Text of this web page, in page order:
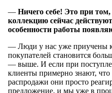
— Ничего себе! Это при
коллекцию сейчас
особенности работы
— Люди у нас уже приучены
покупателей становится
— выше. И если при
клиенты примерно знают,
распродажи они просто
предложение, и мы уже в